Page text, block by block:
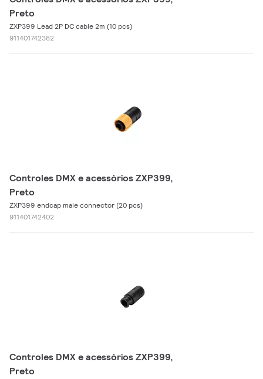
Preto
ZXP399 Lead 2P DC cable 2m (10 pcs)
911401742382
Controles DMX e acessórios ZXP399,
Preto
ZXP399 endcap male connector (20 pcs)
911401742402
Controles DMX e acessórios ZXP399,
Preto